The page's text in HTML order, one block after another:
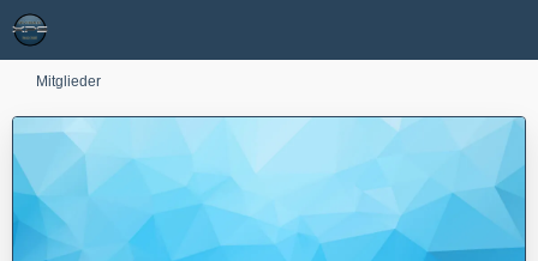
Mitglieder